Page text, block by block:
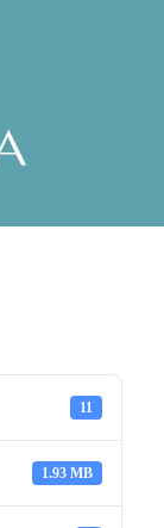
11
1.93 MB